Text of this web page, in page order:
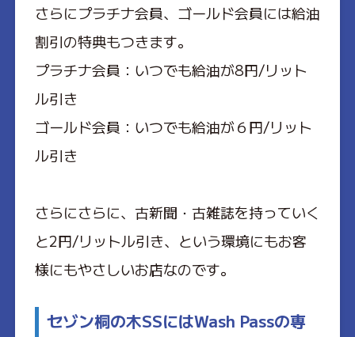
さらにプラチナ会員、ゴールド会員には給油
割引の特典もつきます。
プラチナ会員：いつでも給油が8円/リット
ル引き
ゴールド会員：いつでも給油が６円/リット
ル引き
さらにさらに、古新聞・古雑誌を持っていく
と2円/リットル引き、という環境にもお客
様にもやさしいお店なのです。
セゾン桐の木SSにはWash Passの専